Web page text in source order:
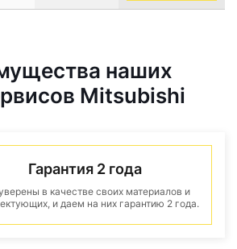
наших
Mitsubishi
Гарантия 2 года
в качестве своих материалов и
и даем на них гарантию 2 года.